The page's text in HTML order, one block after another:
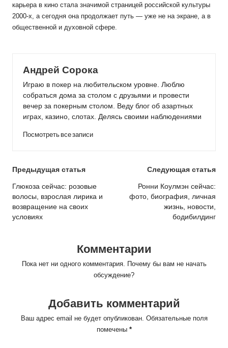
карьера в кино стала значимой страницей российской культуры
2000-х, а сегодня она продолжает путь — уже не на экране, а в
общественной и духовной сфере.
Андрей Сорока
Играю в покер на любительском уровне. Люблю
собраться дома за столом с друзьями и провести
вечер за покерным столом. Веду блог об азартных
играх, казино, слотах. Делясь своими наблюдениями
Посмотреть все записи
Post
navigation
Предыдущая статья
Глюкоза сейчас: розовые
волосы, взрослая лирика и
возвращение на своих
условиях
Следующая статья
Ронни Коулмэн сейчас:
фото, биография, личная
жизнь, новости,
бодибилдинг
Комментарии
Пока нет ни одного комментария. Почему бы вам не начать
обсуждение?
Добавить комментарий
Ваш адрес email не будет опубликован. Обязательные поля
помечены *